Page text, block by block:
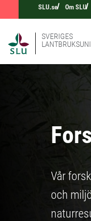
SLU.se Om SLU
SVERIGES
Vår
och